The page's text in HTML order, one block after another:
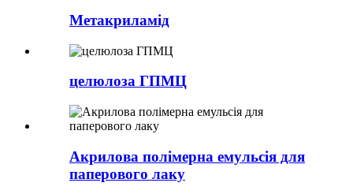
Метакриламід
целюлоза ГПМЦ
Акрилова полімерна емульсія для
паперового лаку